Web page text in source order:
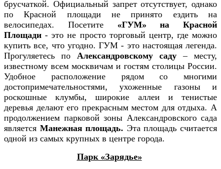
брусчаткой. Официальный запрет отсутствует, однако
по Красной площади не принято ездить на
велосипедах. Посетите «ГУМ» на Красной
Площади - это не просто торговый центр, где можно
купить все, что угодно. ГУМ - это настоящая легенда.
Прогуляетесь по Александровскому саду – месту,
известному всем москвичам и гостям столицы России.
Удобное расположение рядом со многими
достопримечательностями, ухоженные газоны и
роскошные клумбы, широкие аллеи и тенистые
деревья делают его прекрасным местом для отдыха. А
продолжением парковой зоны Александровского сада
является Манежная площадь. Эта площадь считается
одной из самых крупных в центре города.
Парк «Зарядье»